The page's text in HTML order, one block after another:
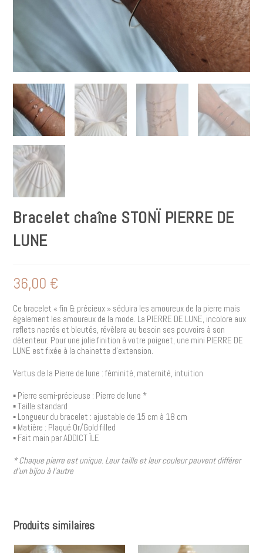
Bracelet chaîne STONÏ PIERRE DE
LUNE
36,00 €
Ce bracelet « fin & précieux » séduira les amoureux de la pierre mais
également les amoureux de la mode. La PIERRE DE LUNE, incolore aux
reflets nacrés et bleutés, révèlera au besoin ses pouvoirs à son
détenteur. Pour une jolie finition à votre poignet, une mini PIERRE DE
LUNE est fixée à la chainette d’extension.
Vertus de la Pierre de lune : féminité, maternité, intuition
▪︎ Pierre semi-précieuse : Pierre de lune *
▪︎ Taille standard
▪︎ Longueur du bracelet : ajustable de 15 cm à 18 cm
▪︎ Matière : Plaqué Or/Gold filled
▪︎ Fait main par ADDICT ÎLE
* Chaque pierre est unique. Leur taille et leur couleur peuvent différer
d’un bijou à l’autre
Produits similaires